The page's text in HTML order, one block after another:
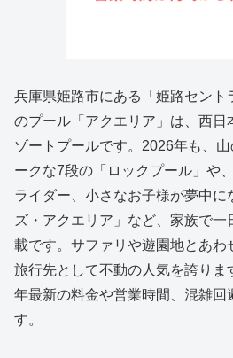
兵庫県姫路市にある「姫路セント
のプール「アクエリア」は、西日
ゾートプールです。2026年も、
ークな7段の「ロックプール」や
ライダー、小さなお子様が夢中に
ズ・アクエリア」など、家族で
載です。サファリや遊園地とあわ
旅行先として不動の人気を誇りま
年最新の料金や営業時間、混雑回
す。